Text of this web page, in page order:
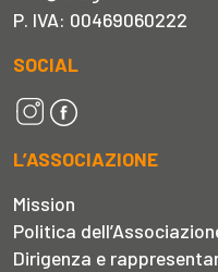
P. IVA: 00469060222
SOCIAL
L’ASSOCIAZIONE
Mission
Politica
Dirigenza e